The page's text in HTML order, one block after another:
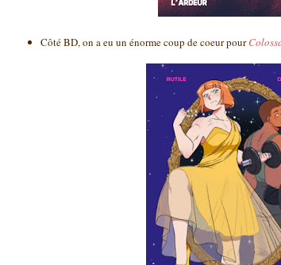
Côté BD, on a eu un énorme coup de coeur pour